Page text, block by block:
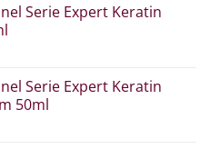
Serie Expert Keratin
Serie Expert Keratin
50ml